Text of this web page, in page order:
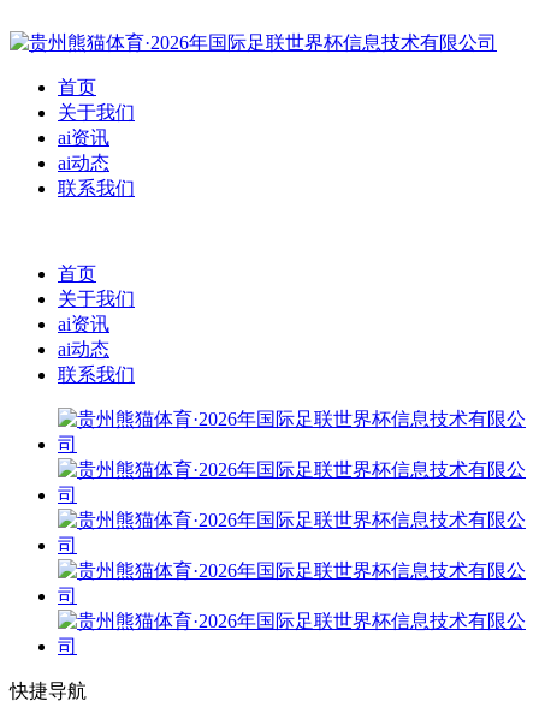
首页
关于我们
ai资讯
ai动态
联系我们
首页
关于我们
ai资讯
ai动态
联系我们
快捷导航